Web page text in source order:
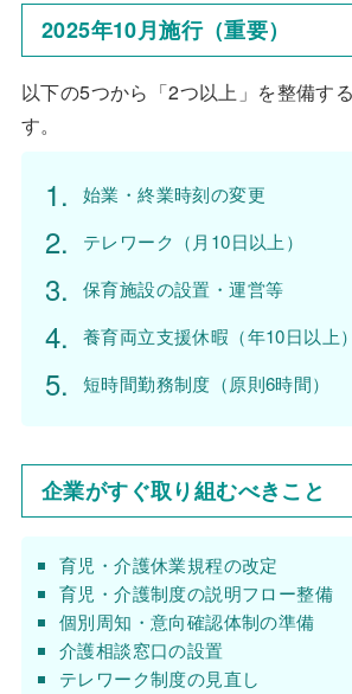
2025年10月施行（重要）
以下の5つから「2つ以上」を整備す
す。
始業・終業時刻の変更
テレワーク（月10日以上）
保育施設の設置・運営等
養育両立支援休暇（年10日以上）
短時間勤務制度（原則6時間）
企業がすぐ取り組むべきこと
育児・介護休業規程の改定
育児・介護制度の説明フロー整備
個別周知・意向確認体制の準備
介護相談窓口の設置
テレワーク制度の見直し